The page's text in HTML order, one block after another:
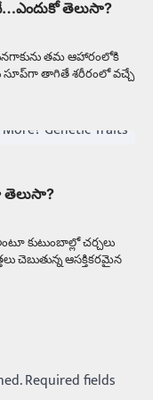
తెలుసా?
తమ ఆహారంలోకి
సూప్‌గా తాగితే శరీరంలో వచ్చే
తెలుసా?
కుటుంబాల్లో చర్చలు
చెబుతున్న ఆసక్తికరమైన
Required fields